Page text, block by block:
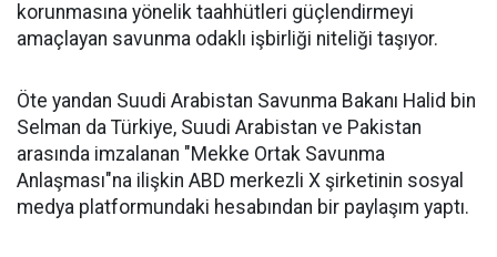
korunmasına yönelik taahhütleri güçlendirmeyi
amaçlayan savunma odaklı işbirliği niteliği taşıyor.
Öte yandan Suudi Arabistan Savunma Bakanı Halid bin
Selman da Türkiye, Suudi Arabistan ve Pakistan
arasında imzalanan "Mekke Ortak Savunma
Anlaşması"na ilişkin ABD merkezli X şirketinin sosyal
medya platformundaki hesabından bir paylaşım yaptı.